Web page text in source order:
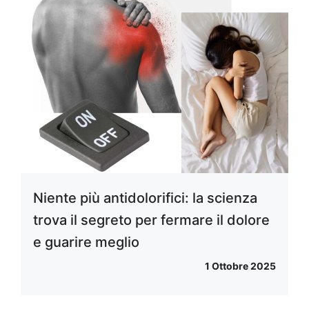
Niente più antidolorifici: la scienza
trova il segreto per fermare il dolore
e guarire meglio
1 Ottobre 2025